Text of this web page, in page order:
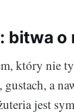
bitwa
który nie
gustach, a
jest